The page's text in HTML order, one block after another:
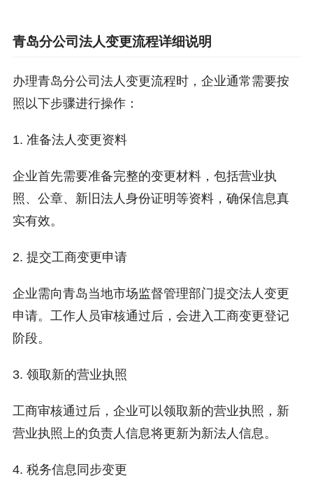
青岛分公司法人变更流程详细说明
办理青岛分公司法人变更流程时，企业通常需要按
照以下步骤进行操作：
1. 准备法人变更资料
企业首先需要准备完整的变更材料，包括营业执
照、公章、新旧法人身份证明等资料，确保信息真
实有效。
2. 提交工商变更申请
企业需向青岛当地市场监督管理部门提交法人变更
申请。工作人员审核通过后，会进入工商变更登记
阶段。
3. 领取新的营业执照
工商审核通过后，企业可以领取新的营业执照，新
营业执照上的负责人信息将更新为新法人信息。
4. 税务信息同步变更